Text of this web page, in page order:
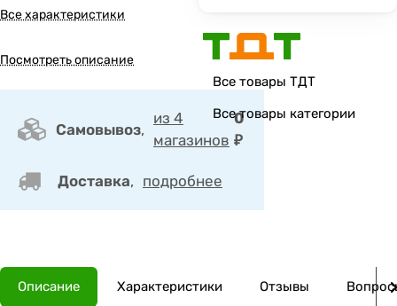
Все характеристики
Посмотреть описание
Самовывоз,
из 4
магазинов
0
₽
Доставка, подробнее
Все товары ТДТ
Все товары категории
Описание Характеристики Отзывы